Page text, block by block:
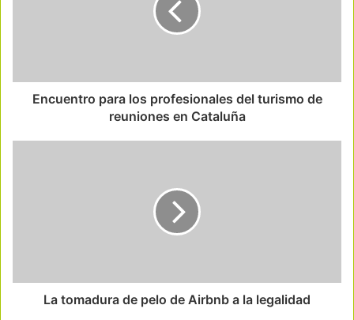
Encuentro para los profesionales del turismo de
reuniones en Cataluña
La tomadura de pelo de Airbnb a la legalidad